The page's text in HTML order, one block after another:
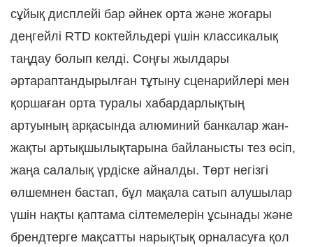
сұйық дисплейі бар әйнек орта және жоғары
деңгейлі RTD коктейльдері үшін классикалық
таңдау болып келді. Соңғы жылдары
әртараптандырылған тұтыну сценарийлері мен
қоршаған орта туралы хабардарлықтың
артуының арқасында алюминий банкалар жан-
жақты артықшылықтарына байланысты тез өсіп,
жаңа салалық үрдіске айналды. Төрт негізгі
өлшемнен бастап, бұл мақала сатып алушылар
үшін нақты қаптама сілтемелерін ұсынады және
брендтерге мақсатты нарықтық орналасуға қол